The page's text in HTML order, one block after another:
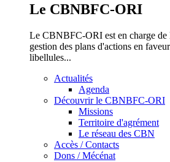
Le CBNBFC-ORI
Le CBNBFC-ORI est en charge de
gestion des plans d'actions en
libellules...
Actualités
Agenda
Découvrir le CBNBFC-ORI
Missions
Territoire d'agrément
Le réseau des CBN
Accès / Contacts
Dons / Mécénat